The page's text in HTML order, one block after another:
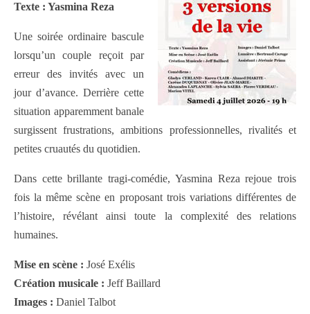
Texte : Yasmina Reza
Une soirée ordinaire bascule
lorsqu’un couple reçoit par
erreur des invités avec un
jour d’avance. Derrière cette
situation apparemment banale
surgissent frustrations, ambitions professionnelles, rivalités et
petites cruautés du quotidien.
Dans cette brillante tragi-comédie, Yasmina Reza rejoue trois
fois la même scène en proposant trois variations différentes de
l’histoire, révélant ainsi toute la complexité des relations
humaines.
Mise en scène : José Exélis
Création musicale : Jeff Baillard
Images : Daniel Talbot